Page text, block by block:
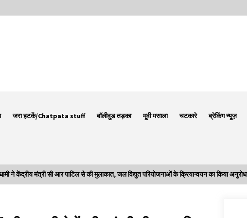
जरा हटकें/Chatpata stuff बॉलीवुड तड़का मूवी मसाला चटकारे ब्रेकिंग न्यूज़
ने केंद्रीय मंत्री सी आर पाटिल से की मुलाकात, जल विद्युत परियोजनाओं के क्रियान्वयन का किया अनुरोध